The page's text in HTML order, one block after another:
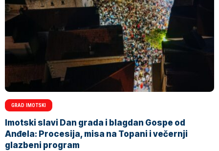
GRAD IMOTSKI
Imotski slavi Dan grada i blagdan Gospe od
Anđela: Procesija, misa na Topani i večernji
glazbeni program